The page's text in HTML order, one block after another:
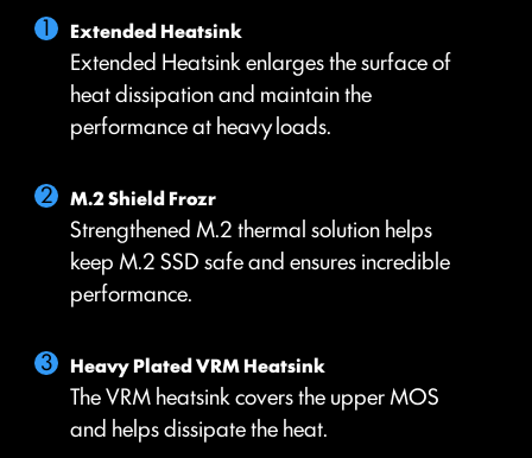
Extended Heatsink
Extended Heatsink enlarges the surface of
heat dissipation and maintain the
performance at heavy loads.
M.2 Shield Frozr
Strengthened M.2 thermal solution helps
keep M.2 SSD safe and ensures incredible
performance.
Heavy Plated VRM Heatsink
The VRM heatsink covers the upper MOS
and helps dissipate the heat.
บันทึกได้สูงสุด 5 โปรไฟล์ รองรับการใช้งานในทุกสถานการณ์
Smart Fan
ปรับแต่งเส้นโค้งอุณหภูมิได้อย่างง่ายดายด้วยจุดปรับ 4 จุด
Follow MSI Center Mode
ปรับแต่งการทำงานของพัดลมอัตโนมัติตามโหมดการใช้งานที่
คุณเลือกใน User Scenario